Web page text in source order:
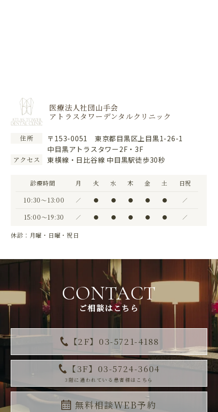
医療法人社団山手会
アトラスタワーデンタルクリニック
住所
〒153-0051 東京都目黒区上目黒1-26-1
中目黒アトラスタワー2F・3F
アクセス 東横線・日比谷線 中目黒駅徒歩30秒
診療時間 月 火 水 木 金 土 日祝
10:30〜13:00 ／ ● ● ● ● ● ／
15:00〜19:30 ／ ● ● ● ● ● ／
休診：月曜・日曜・祝日
CONTACT
ご相談はこちら
【2F】03-5721-4188
【3F】03-5724-3604
3階に通われている患者様はこちら
無料相談WEB予約